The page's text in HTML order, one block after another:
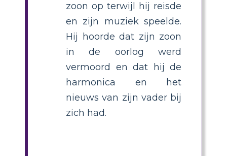
zoon op terwijl hij reisde
en zijn muziek speelde.
Hij hoorde dat zijn zoon
in de oorlog werd
vermoord en dat hij de
harmonica en het
nieuws van zijn vader bij
zich had.